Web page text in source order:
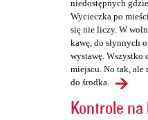
niedostępnych
Wycieczka po
się nie liczy. W
kawę, do słynnych
wystawę. Wszystko
miejscu. No tak, ale
do środka.
Kontrole